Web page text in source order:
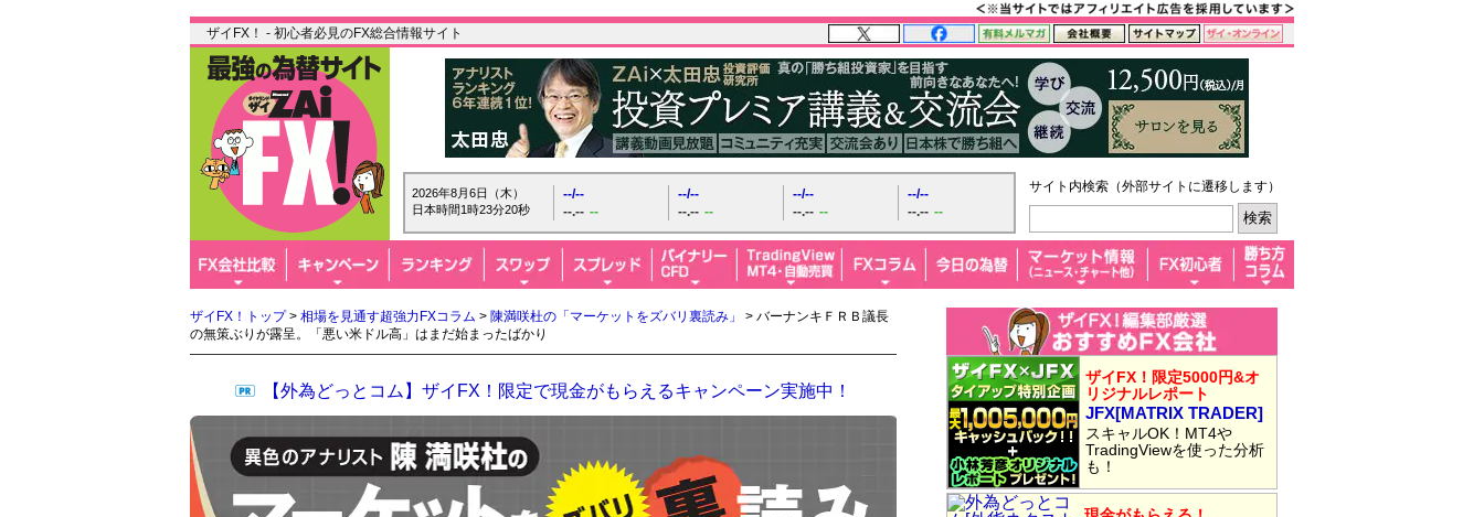
ザイFX！ - 初心者必見のFX総合情報サイト
2026年8月6日（木）
日本時間1時23分22秒
--/--
--.-- --
--/--
--.-- --
--/--
--.-- --
--/--
--.-- --
サイト内検索（外部サイトに遷移します）
ザイFX！トップ> 相場を見通す超強力FXコラム > 陳満咲杜の「マーケットをズバリ裏読み」
> バーナンキＦＲＢ議長
の無策ぶりが露呈。「悪い米ドル高」はまだ始まったばかり
【外為どっとコム】ザイFX！限定で現金がもらえるキャンペーン実施中！
ザイFX！限定5000円&オ
リジナルレポート
JFX[MATRIX TRADER]
スキャルOK！MT4や
TradingViewを使った分析
も！